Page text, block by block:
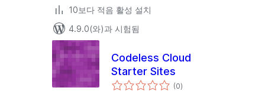
10보다 적음 활성 설치
4.9.0(와)과 시험됨
Codeless Cloud
Starter Sites
(0전
체)